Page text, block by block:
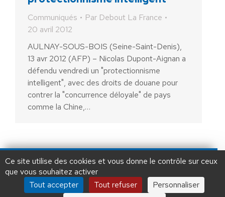
Communiqués Par Debout La France
20 avril 2012
AULNAY-SOUS-BOIS (Seine-Saint-Denis),
13 avr 2012 (AFP) – Nicolas Dupont-Aignan a
défendu vendredi un "protectionnisme
intelligent", avec des droits de douane pour
contrer la "concurrence déloyale" de pays
comme la Chine,…
LIBÉRER LA FRANCE
JE FAIS UN DON À DLF
ADHÉSION 20 € 50 € 100 €
Ce site utilise des cookies et vous donne le contrôle sur ceux
que vous souhaitez activer
Tout accepter
Tout refuser Personnaliser